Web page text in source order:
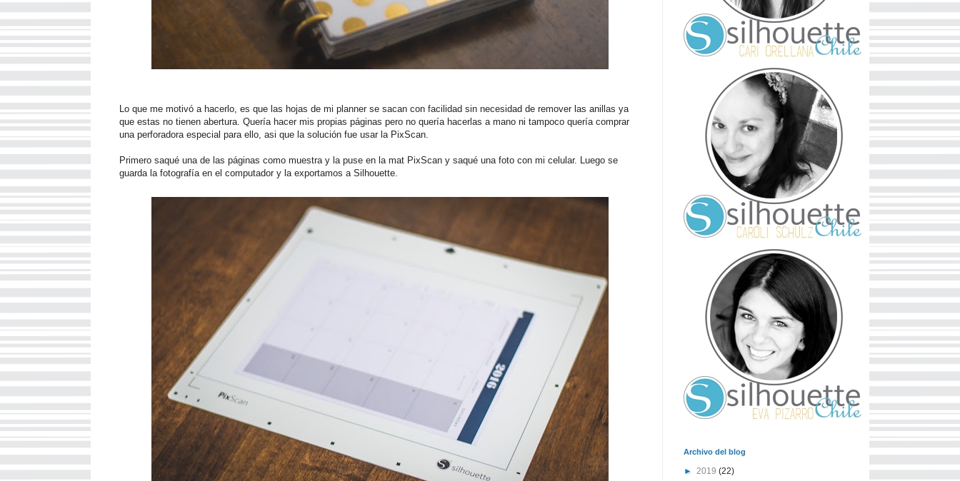
Lo que me motivó a hacerlo, es que las hojas de mi planner se sacan con facilidad sin necesidad de remover las anillas ya
que estas no tienen abertura. Quería hacer mis propias páginas pero no quería hacerlas a mano ni tampoco quería comprar
una perforadora especial para ello, asi que la solución fue usar la PixScan.
Primero saqué una de las páginas como muestra y la puse en la mat PixScan y saqué una foto con mi celular. Luego se
guarda la fotografía en el computador y la exportamos a Silhouette.
Archivo del blog
► 2019 (22)